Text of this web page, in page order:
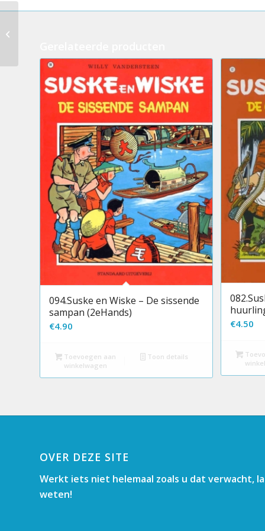
094.Suske en Wiske – De sissende
sampan (2eHands)
€4.90
Toevoegen aan
winkelwagen
Toon details
€4.50
OVER DEZE SITE
Werkt iets niet helemaal zoals u dat verwacht,
weten!